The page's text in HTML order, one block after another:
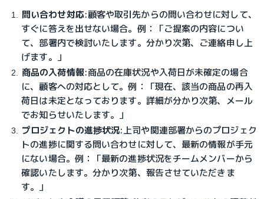
問い合わせ対応:顧客や取引先からの問い合わせに対して、
すぐに答えを出せない場合。例：「ご提案の内容につい
て、部署内で検討いたします。分かり次第、ご連絡申し上
げます。」
商品の入荷情報:商品の在庫状況や入荷日が未確定の場合
に、顧客への対応として。例：「現在、該当の商品の再入
荷日は未定となっております。詳細が分かり次第、メール
でお知らせいたします。」
プロジェクトの進捗状況:上司や関連部署からのプロジェク
トの進捗に関する問い合わせに対して、最新の情報が手元
にない場合。例：「最新の進捗状況をチームメンバーから
確認いたします。分かり次第、報告させていただきま
す。」